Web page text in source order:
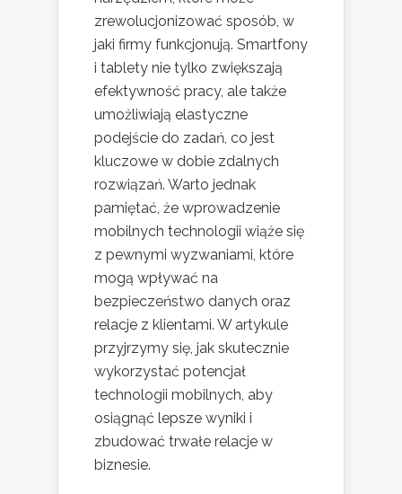
zrewolucjonizować sposób, w
jaki firmy funkcjonują. Smartfony
i tablety nie tylko zwiększają
efektywność pracy, ale także
umożliwiają elastyczne
podejście do zadań, co jest
kluczowe w dobie zdalnych
rozwiązań. Warto jednak
pamiętać, że wprowadzenie
mobilnych technologii wiąże się
z pewnymi wyzwaniami, które
mogą wpływać na
bezpieczeństwo danych oraz
relacje z klientami. W artykule
przyjrzymy się, jak skutecznie
wykorzystać potencjał
technologii mobilnych, aby
osiągnąć lepsze wyniki i
zbudować trwałe relacje w
biznesie.